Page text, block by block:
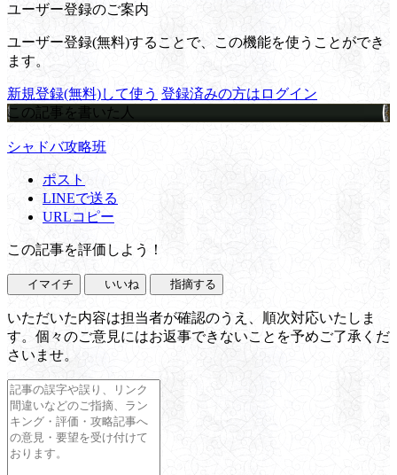
ユーザー登録のご案内
ユーザー登録(無料)することで、この機能を使うことができ
ます。
新規登録(無料)して使う 登録済みの方はログイン
この記事を書いた人
シャドバ攻略班
ポスト
LINEで送る
URLコピー
この記事を評価しよう！
イマイチ いいね 指摘する
いただいた内容は担当者が確認のうえ、順次対応いたしま
す。個々のご意見にはお返事できないことを予めご了承くだ
さいませ。